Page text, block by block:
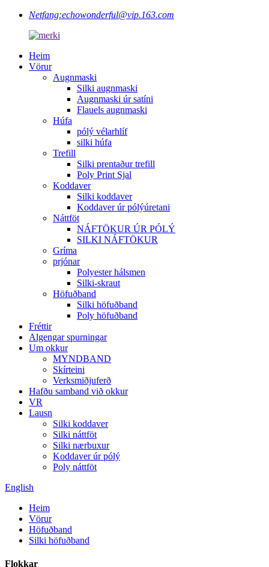
Netfang:echowonderful@vip.163.com
Heim
Vörur
Augnmaski
Silki augnmaski
Augnmaski úr satíni
Flauels augnmaski
Húfa
pólý vélarhlíf
silki húfa
Trefill
Silki prentaður trefill
Poly Print Sjal
Koddaver
Silki koddaver
Koddaver úr pólýúretani
Náttföt
NÁFTÖKUR ÚR PÓLÝ
SILKI NÁFTÖKUR
Gríma
prjónar
Polyester hálsmen
Silki-skraut
Höfuðband
Silki höfuðband
Poly höfuðband
Fréttir
Algengar spurningar
Um okkur
MYNDBAND
Skírteini
Verksmiðjuferð
Hafðu samband við okkur
VR
Lausn
Silki koddaver
Silki náttföt
Silki nærbuxur
Koddaver úr pólý
Poly náttföt
English
Heim
Vörur
Höfuðband
Silki höfuðband
Flokkar